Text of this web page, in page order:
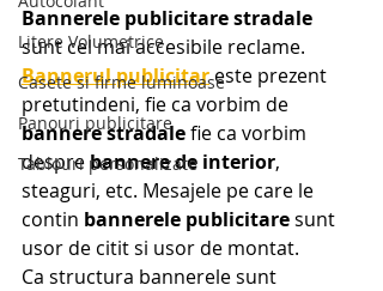
Litere Volumetrice
Casete si firme luminoase
Panouri publicitare
Tablouri personalizate
Bannerele publicitare stradale
sunt cel mai accesibile reclame.
Bannerul publicitar este prezent
pretutindeni, fie ca vorbim de
bannere stradale fie ca vorbim
despre bannere de interior,
steaguri, etc. Mesajele pe care le
contin bannerele publicitare sunt
usor de citit si usor de montat.
Ca structura bannerele sunt